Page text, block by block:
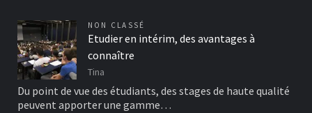
NON CLASSÉ
Etudier en intérim, des avantages à
connaître
Tina
Du point de vue des étudiants, des stages de haute qualité
peuvent apporter une gamme…